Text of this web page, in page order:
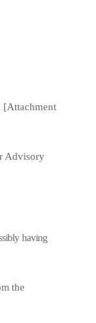
[Attachment
Advisory
having
the